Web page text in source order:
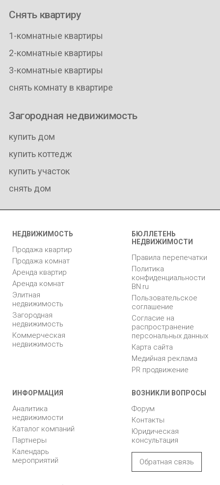
Снять квартиру
1-комнатные квартиры
2-комнатные квартиры
3-комнатные квартиры
снять комнату в квартире
Загородная недвижимость
купить дом
купить коттедж
купить участок
снять дом
НЕДВИЖИМОСТЬ
Продажа квартир
Продажа комнат
Аренда квартир
Аренда комнат
Элитная
недвижимость
Загородная
недвижимость
Коммерческая
недвижимость
БЮЛЛЕТЕНЬ
НЕДВИЖИМОСТИ
Правила перепечатки
Политика
конфиденциальности
BN.ru
Пользовательское
соглашение
Согласие на
распространение
персональных данных
Карта сайта
Медийная реклама
PR продвижение
ИНФОРМАЦИЯ
Аналитика
недвижимости
Каталог компаний
Партнеры
Календарь
мероприятий
ВОЗНИКЛИ ВОПРОСЫ
Форум
Контакты
Юридическая
консультация
Обратная связь